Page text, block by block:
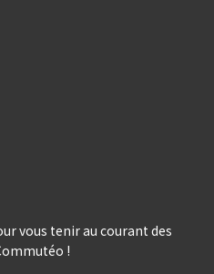
vous tenir au courant des
!